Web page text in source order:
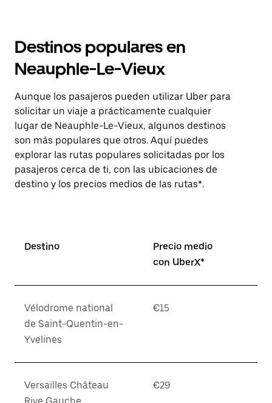
Destinos populares en
Neauphle-Le-Vieux
Aunque los pasajeros pueden utilizar Uber para
solicitar un viaje a prácticamente cualquier
lugar de Neauphle-Le-Vieux, algunos destinos
son más populares que otros. Aquí puedes
explorar las rutas populares solicitadas por los
pasajeros cerca de ti, con las ubicaciones de
destino y los precios medios de las rutas*.
Destino
Precio medio
con UberX*
Vélodrome national
de Saint-Quentin-en-
Yvelines
€15
Versailles Château
€29